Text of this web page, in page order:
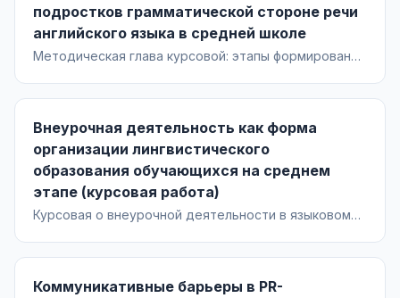
подростков грамматической стороне речи
английского языка в средней школе
Методическая глава курсовой: этапы формирования
фрагмента урока.
Внеурочная деятельность как форма
организации лингвистического
образования обучающихся на среднем
этапе (курсовая работа)
Курсовая о внеурочной деятельности в языковом
оценка результатов.
Коммуникативные барьеры в PR-